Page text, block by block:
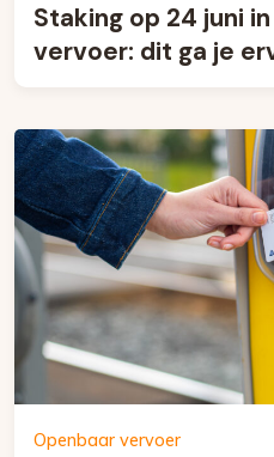
Staking op 24 juni
vervoer: dit ga je
Openbaar vervoer